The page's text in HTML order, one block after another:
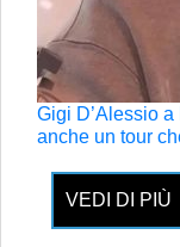
Gigi D’Alessio
anche un tour
VEDI DI PIÙ